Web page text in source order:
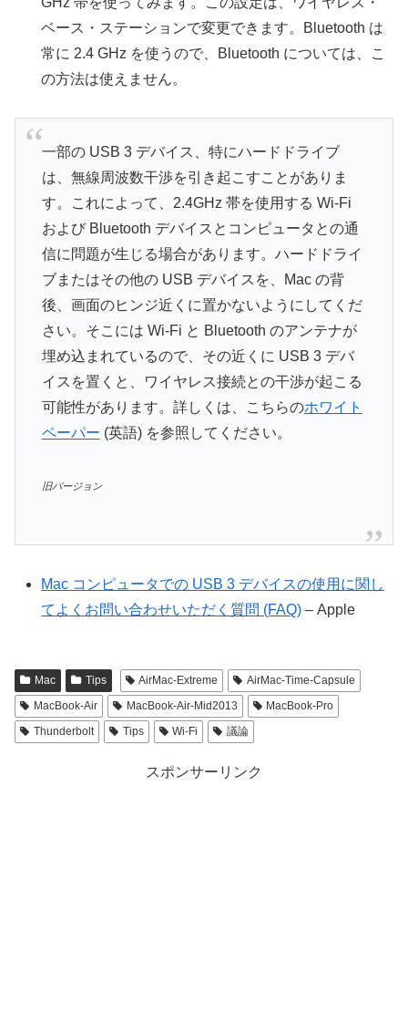
ベース・ステーションで変更できます。Bluetooth は
常に 2.4 GHz を使うので、Bluetooth については、こ
の方法は使えません。
一部の USB 3 デバイス、特にハードドライブ
は、無線周波数干渉を引き起こすことがありま
す。これによって、2.4GHz 帯を使用する Wi-Fi
および Bluetooth デバイスとコンピュータとの通
信に問題が生じる場合があります。ハードドライ
ブまたはその他の USB デバイスを、Mac の背
後、画面のヒンジ近くに置かないようにしてくだ
さい。そこには Wi-Fi と Bluetooth のアンテナが
埋め込まれているので、その近くに USB 3 デバ
イスを置くと、ワイヤレス接続との干渉が起こる
可能性があります。詳しくは、こちらのホワイト
ペーパー (英語) を参照してください。
旧バージョン
Mac コンピュータでの USB 3 デバイスの使用に関し
てよくお問い合わせいただく質問 (FAQ) – Apple
Mac Tips AirMac-Extreme
AirMac-Time-Capsule
MacBook-Air
MacBook-Air-Mid2013
MacBook-Pro
Thunderbolt
Tips Wi-Fi 議論
スポンサーリンク